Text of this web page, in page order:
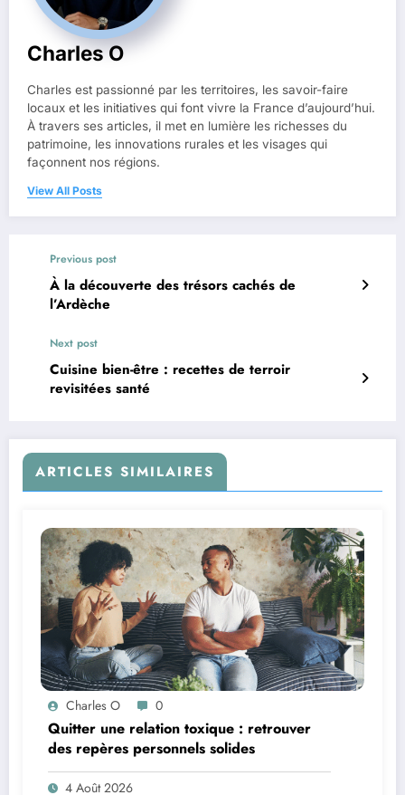
Charles O
Charles est passionné par les territoires, les savoir-faire
locaux et les initiatives qui font vivre la France d’aujourd’hui.
À travers ses articles, il met en lumière les richesses du
patrimoine, les innovations rurales et les visages qui
façonnent nos régions.
View All Posts
Previous post
À la découverte des trésors cachés de
l’Ardèche
Next post
Cuisine bien-être : recettes de terroir
revisitées santé
ARTICLES SIMILAIRES
Charles O 0
Quitter une relation toxique : retrouver
des repères personnels solides
4 Août 2026